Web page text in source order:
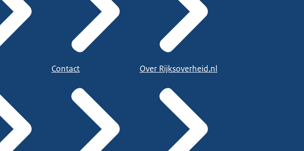
Contact Over Rijksoverheid.nl